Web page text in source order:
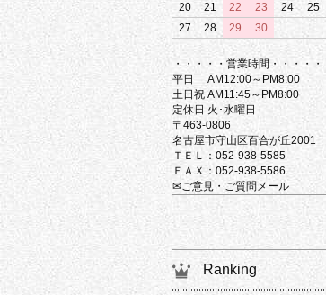
20
21 22 23 24 25
27
28 29 30
・・・・・営業時間・・・・・
平日 AM12:00～PM8:00
土日祝 AM11:45～PM8:00
定休日 火･水曜日
〒463-0806
名古屋市守山区百合が丘2001
ＴＥＬ：052-938-5585
ＦＡＸ：052-938-5586
✉ご意見・ご質問メール
Ranking